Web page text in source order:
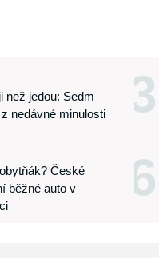
než jedou: Sedm
nedávné minulosti
3
České
běžné auto v
6